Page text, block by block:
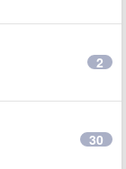
2
30